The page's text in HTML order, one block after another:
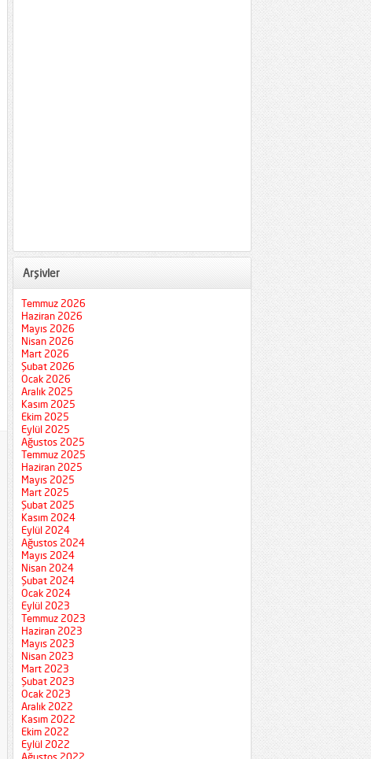
Arşivler
Temmuz 2026
Haziran 2026
Mayıs 2026
Nisan 2026
Mart 2026
Şubat 2026
Ocak 2026
Aralık 2025
Kasım 2025
Ekim 2025
Eylül 2025
Ağustos 2025
Temmuz 2025
Haziran 2025
Mayıs 2025
Mart 2025
Şubat 2025
Kasım 2024
Eylül 2024
Ağustos 2024
Mayıs 2024
Nisan 2024
Şubat 2024
Ocak 2024
Eylül 2023
Temmuz 2023
Haziran 2023
Mayıs 2023
Nisan 2023
Mart 2023
Şubat 2023
Ocak 2023
Aralık 2022
Kasım 2022
Ekim 2022
Eylül 2022